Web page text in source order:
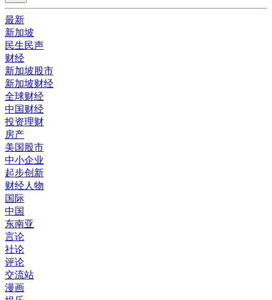
最新
新加坡
民生民声
财经
新加坡股市
新加坡财经
全球财经
中国财经
投资理财
房产
美国股市
中小企业
起步创新
财经人物
国际
中国
东南亚
言论
社论
评论
交流站
漫画